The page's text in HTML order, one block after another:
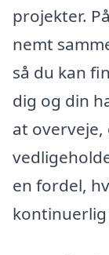
projekter.
nemt
så du kan
dig og din
at
en fordel,
kontinuerlig